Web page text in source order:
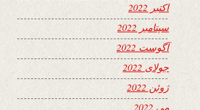
اکتبر 2022
سپتامبر 2022
آگوست 2022
جولای 2022
ژوئن 2022
می 2022